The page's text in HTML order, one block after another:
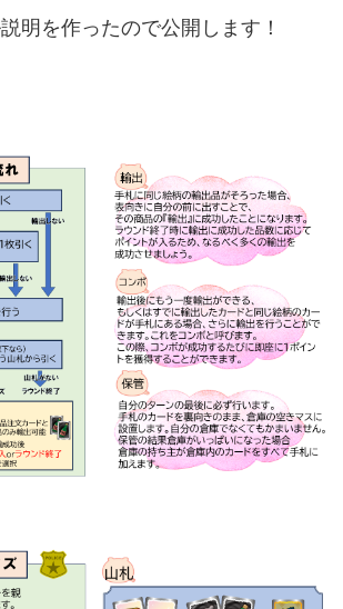
明を作ったので公開します！